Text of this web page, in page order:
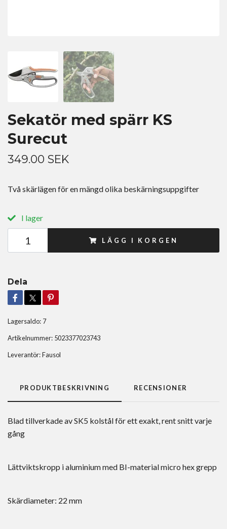
Sekatör med spärr KS
Surecut
349.00 SEK
Två skärlägen för en mängd olika beskärningsuppgifter
I lager
LÄGG I KORGEN
Dela
Lagersaldo: 7
Artikelnummer: 5023377023743
Leverantör:Fausol
PRODUKTBESKRIVNING RECENSIONER
Blad tillverkade av SK5 kolstål för ett exakt, rent snitt varje
gång
Lättviktskropp i aluminium med BI-material micro hex grepp
Skärdiameter: 22 mm